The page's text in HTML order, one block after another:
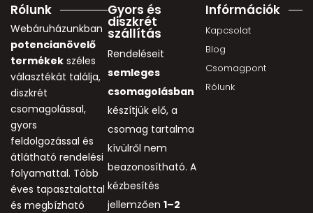
Rólunk
Webáruházunkban
potencianövelő
termékek széles
választékát találja,
diszkrét
csomagolással,
gyors
feldolgozással és
átlátható rendelési
folyamattal. Több
éves tapasztalattal
és megbízható
Gyors és
diszkrét
szállítás
Rendeléseit
semleges
csomagolásban
készítjük elő, a
csomag tartalma
kívülről nem
beazonosítható. A
kézbesítés
jellemzően1–2
Infórmációk
Kapcsolat
Blog
Csomagpont
Rólunk